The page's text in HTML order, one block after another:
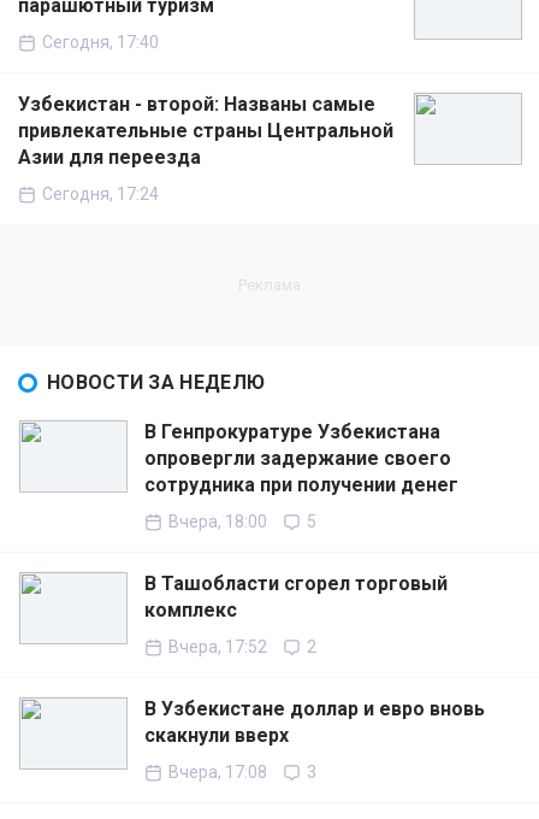
парашютный туризм
Сегодня, 17:40
Узбекистан - второй: Названы самые
привлекательные страны Центральной
Азии для переезда
Сегодня, 17:24
НОВОСТИ ЗА НЕДЕЛЮ
В Генпрокуратуре Узбекистана
опровергли задержание своего
сотрудника при получении денег
Вчера, 18:00 5
В Ташобласти сгорел торговый
комплекс
Вчера, 17:52 2
В Узбекистане доллар и евро вновь
скакнули вверх
Вчера, 17:08 3